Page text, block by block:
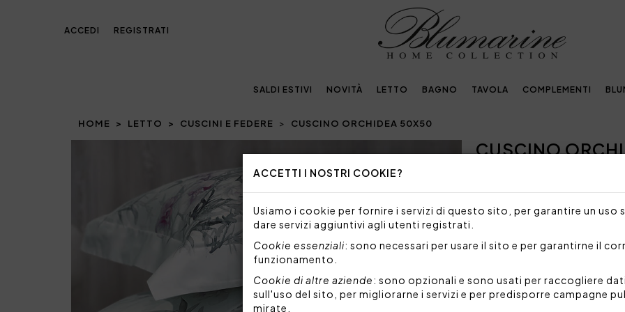
ACCETTI I NOSTRI COOKIE?
Usiamo i cookie per fornire i servizi di questo sito, per garantire un uso
dare servizi aggiuntivi agli utenti registrati.
Cookie essenziali: sono necessari per usare il sito e per garantirne il
funzionamento.
Cookie di altre aziende: sono opzionali e sono usati per raccogliere
sull'uso del sito, per migliorarne i servizi e per predisporre campagne
mirate.
ACCEDI REGISTRATI
SALDI ESTIVI NOVITÀ LETTO BAGNO TAVOLA COMPLEMENTI
HOME LETTO CUSCINI E FEDERE CUSCINO ORCHIDEA 50X50
NextCUSCINO
Cuscino arredo sfoderabile
cristalli.
Misure: 50x50 cm
Tessuto: 100% raso di
Made in Italy